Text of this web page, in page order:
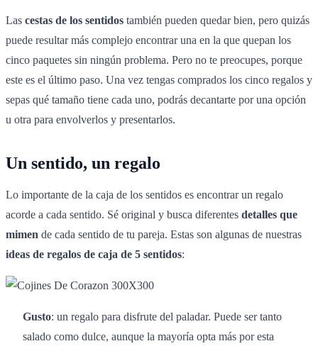
Las cestas de los sentidos también pueden quedar bien, pero quizás
puede resultar más complejo encontrar una en la que quepan los
cinco paquetes sin ningún problema. Pero no te preocupes, porque
este es el último paso. Una vez tengas comprados los cinco regalos y
sepas qué tamaño tiene cada uno, podrás decantarte por una opción
u otra para envolverlos y presentarlos.
Un sentido, un regalo
Lo importante de la caja de los sentidos es encontrar un regalo
acorde a cada sentido. Sé original y busca diferentes detalles que
mimen de cada sentido de tu pareja. Estas son algunas de nuestras
ideas de regalos de caja de 5 sentidos:
Gusto: un regalo para disfrute del paladar. Puede ser tanto
salado como dulce, aunque la mayoría opta más por esta